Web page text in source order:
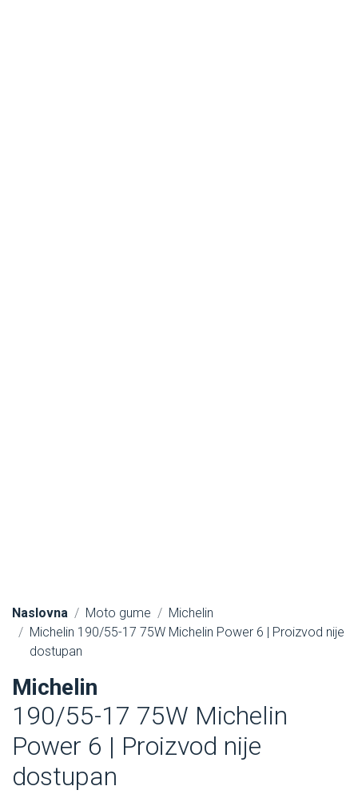
Naslovna Moto gume
Michelin
Michelin 190/55-17 75W Michelin Power 6 | Proizvod nije
dostupan
Michelin
190/55-17 75W Michelin
Power 6 | Proizvod nije
dostupan